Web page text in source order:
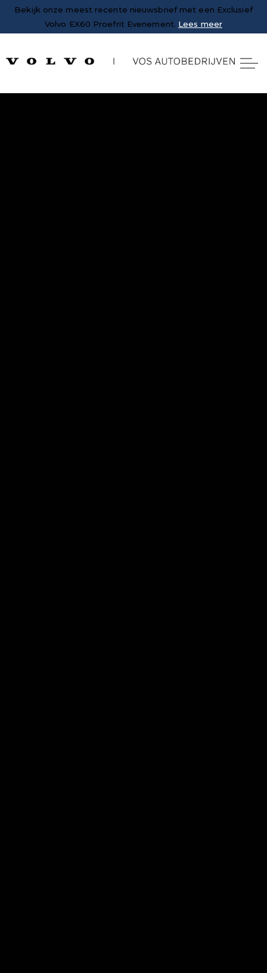
Bekijk onze meest recente nieuwsbrief met een Exclusief
Volvo EX60 Proefrit Evenement. Lees meer